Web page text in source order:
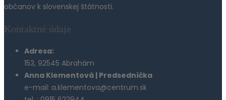
občanov k slovenskej štátnosti.
Kontaktné údaje
Adresa:
153, 92545 Abrahám
Anna Klementová | Predsedníčka
e-mail: a.klementova@centrum.sk